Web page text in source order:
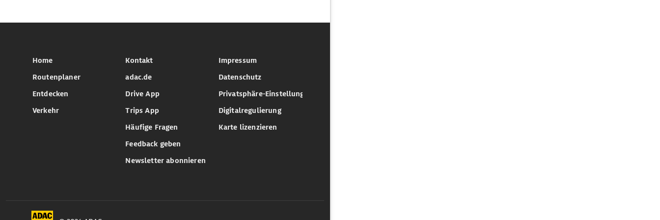
Home
Routenplaner
Entdecken
Verkehr
Kontakt
adac.de
Drive App
Trips App
Häufige Fragen
Feedback geben
Newsletter abonnieren
Impressum
Datenschutz
Privatsphäre-Einstellungen
Digitalregulierung
Karte lizenzieren